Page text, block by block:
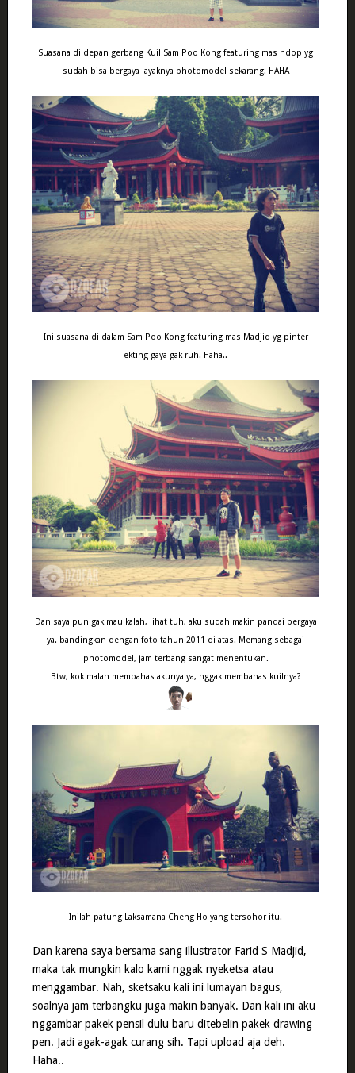
Suasana di depan gerbang Kuil Sam Poo Kong featuring mas ndop yg
sudah bisa bergaya layaknya photomodel sekarang! HAHA
Ini suasana di dalam Sam Poo Kong featuring mas Madjid yg pinter
ekting gaya gak ruh. Haha..
Dan saya pun gak mau kalah, lihat tuh, aku sudah makin pandai bergaya
ya. bandingkan dengan foto tahun 2011 di atas. Memang sebagai
photomodel, jam terbang sangat menentukan.
Btw, kok malah membahas akunya ya, nggak membahas kuilnya?
Inilah patung Laksamana Cheng Ho yang tersohor itu.
Dan karena saya bersama sang illustrator Farid S Madjid,
maka tak mungkin kalo kami nggak nyeketsa atau
menggambar. Nah, sketsaku kali ini lumayan bagus,
soalnya jam terbangku juga makin banyak. Dan kali ini aku
nggambar pakek pensil dulu baru ditebelin pakek drawing
pen. Jadi agak-agak curang sih. Tapi upload aja deh.
Haha..